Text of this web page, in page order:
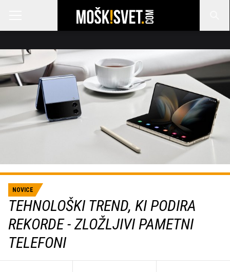
NOVICE
TEHNOLOŠKI TREND, KI PODIRA
REKORDE - ZLOŽLJIVI PAMETNI
TELEFONI